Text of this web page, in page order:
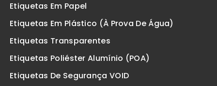
Etiquetas Em Papel
Etiquetas Em Plástico (à Prova De Água)
Etiquetas Transparentes
Etiquetas Poliéster Alumínio (POA)
Etiquetas De Segurança VOID